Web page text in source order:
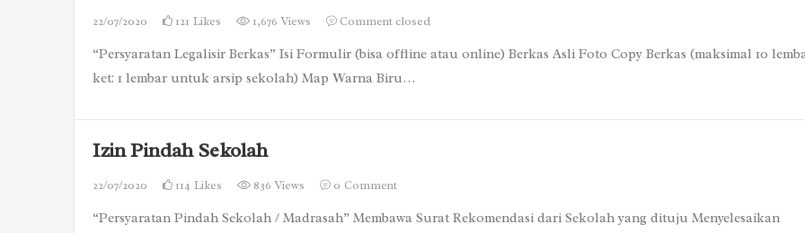
22/07/2020 121 Likes 1,676 Views Comment closed
“Persyaratan Legalisir Berkas” Isi Formulir (bisa offline atau online) Berkas Asli Foto Copy Berkas (maksimal 10
ket: 1 lembar untuk arsip sekolah) Map Warna Biru…
Izin Pindah Sekolah
22/07/2020 114 Likes 836 Views 0 Comment
“Persyaratan Pindah Sekolah / Madrasah” Membawa Surat Rekomendasi dari Sekolah yang dituju Menyelesaikan